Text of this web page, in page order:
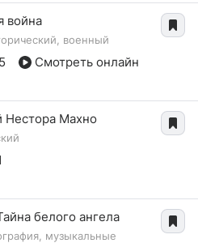
война
военный
Смотреть онлайн
Нестора Махно
белого ангела
музыкальные